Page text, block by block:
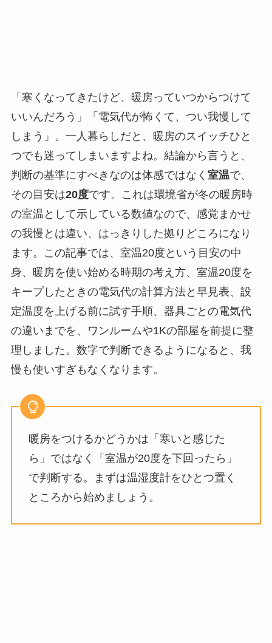
「寒くなってきたけど、暖房っていつからつけて
いいんだろう」「電気代が怖くて、つい我慢して
しまう」。一人暮らしだと、暖房のスイッチひと
つでも迷ってしまいますよね。結論から言うと、
判断の基準にすべきなのは体感ではなく 室温で、
その目安は20度です。これは環境省が冬の暖房時
の室温として示している数値なので、感覚まかせ
の我慢とは違い、はっきりした拠りどころになり
ます。この記事では、室温20度という目安の中
身、暖房を使い始める時期の考え方、室温20度を
キープしたときの電気代の計算方法と早見表、設
定温度を上げる前に試す手順、器具ごとの電気代
の違いまでを、ワンルームや1Kの部屋を前提に整
理しました。数字で判断できるようになると、我
慢も使いすぎもなくなります。
暖房をつけるかどうかは「寒いと感じた
ら」ではなく「室温が20度を下回ったら」
で判断する。まずは温湿度計をひとつ置く
ところから始めましょう。